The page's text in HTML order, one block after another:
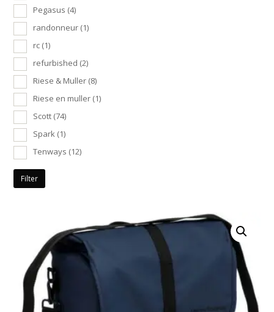
Pegasus (4)
randonneur (1)
rc (1)
refurbished (2)
Riese & Muller (8)
Riese en muller (1)
Scott (74)
Spark (1)
Tenways (12)
Filter